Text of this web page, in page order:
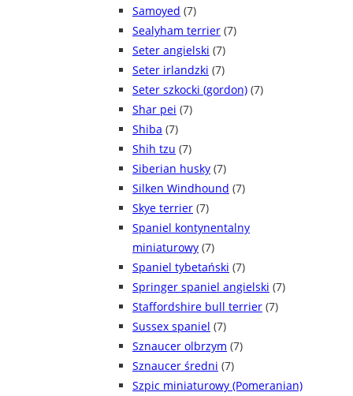
Samoyed (7)
Sealyham terrier (7)
Seter angielski (7)
Seter irlandzki (7)
Seter szkocki (gordon) (7)
Shar pei (7)
Shiba (7)
Shih tzu (7)
Siberian husky (7)
Silken Windhound (7)
Skye terrier (7)
Spaniel kontynentalny
miniaturowy (7)
Spaniel tybetański (7)
Springer spaniel angielski (7)
Staffordshire bull terrier (7)
Sussex spaniel (7)
Sznaucer olbrzym (7)
Sznaucer średni (7)
Szpic miniaturowy (Pomeranian)